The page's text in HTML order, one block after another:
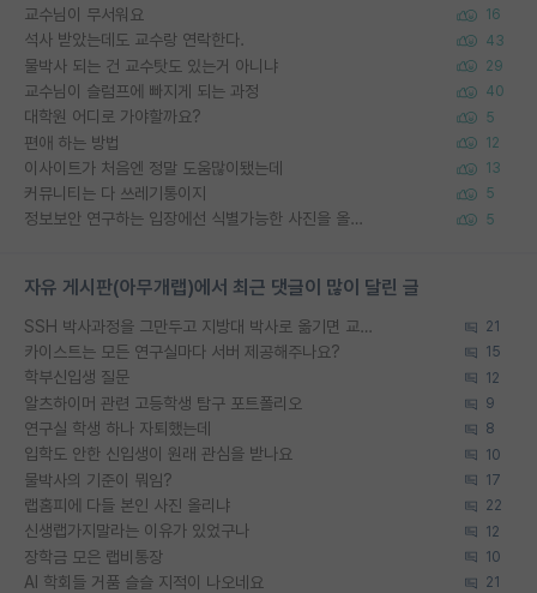
교수님이 무서워요 16
석사 받았는데도 교수랑 연락한다. 43
물박사 되는 건 교수탓도 있는거 아니냐 29
교수님이 슬럼프에 빠지게 되는 과정 40
대학원 어디로 가야할까요? 5
편애 하는 방법 12
이사이트가 처음엔 정말 도움많이됐는데 13
커뮤니티는 다 쓰레기통이지 5
정보보안 연구하는 입장에선 식별가능한 사진을 올리는건 비추이긴함 5
자유 게시판(아무개랩)에서 최근 댓글이 많이 달린 글
SSH 박사과정을 그만두고 지방대 박사로 옮기면 교수의 꿈은 끝일까요? 21
카이스트는 모든 연구실마다 서버 제공해주나요? 15
학부신입생 질문 12
알츠하이머 관련 고등학생 탐구 포트폴리오 9
연구실 학생 하나 자퇴했는데 8
입학도 안한 신입생이 원래 관심을 받나요 10
물박사의 기준이 뭐임? 17
랩홈피에 다들 본인 사진 올리냐 22
신생랩가지말라는 이유가 있었구나 12
장학금 모은 랩비통장 10
AI 학회들 거품 슬슬 지적이 나오네요 21